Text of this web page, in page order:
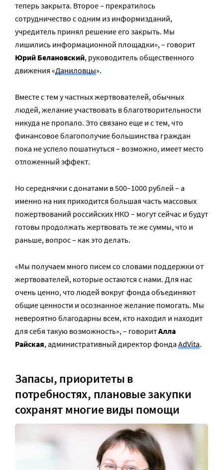
теперь закрыта. Второе – прекратилось
сотрудничество с одним из информизданий,
учредитель принял решение его закрыть. Мы
лишились информационной площадки», – говорит
Юрий Белановский, руководитель общественного
движения «Даниловцы».
Вместе с тем у частных жертвователей, обычных
людей, желание участвовать в благотворительности
никуда не пропало. Это связано еще и с тем, что
финансовое благополучие большинства граждан
пока не успело пошатнуться – возможно, имеет место
отложенный эффект.
Но середнячки с донатами в 500–1000 рублей – а
именно на них приходится большая часть массовых
пожертвований российских НКО – могут сейчас и будут
готовы продолжать жертвовать те же суммы, что и
раньше, вопрос – как это делать.
«Мы получаем много писем со словами поддержки от
жертвователей, которые остаются с нами. Для нас
очень ценно, что людей вокруг фонда объединяют
общие ценности и осознанное желание помогать. Мы
невероятно благодарны всем, кто находил и находит
для себя такую возможность», – говоритАлла
Райская, административный директор фонда AdVita.
Запасы, приоритеты в
потребностях, плановые закупки
сохранят многие виды помощи